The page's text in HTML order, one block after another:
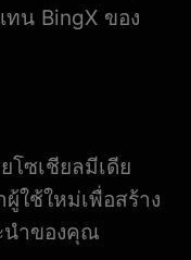
น BingX ของ
โซเชียลมีเดีย
ใช้ใหม่เพื่อสร้าง
นำของคุณ